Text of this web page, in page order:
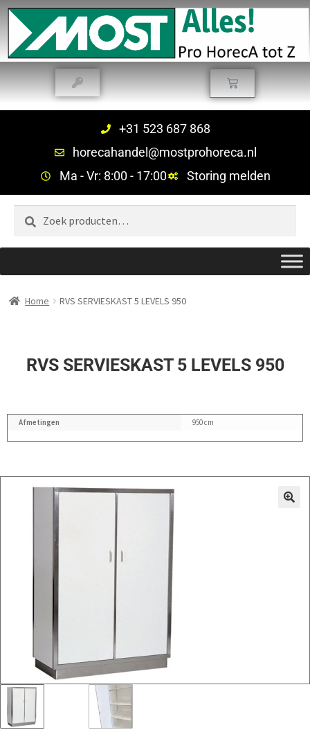
+31 523 687 868
horecahandel@mostprohoreca.nl
Ma - Vr: 8:00 - 17:00
Storing melden
Zoeken
Home RVS SERVIESKAST 5 LEVELS 950
RVS SERVIESKAST 5 LEVELS 950
Afmetingen 950 cm